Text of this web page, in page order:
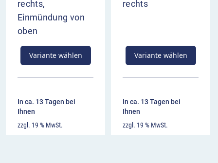
rechts,
Einmündung von
oben
Variante wählen
In ca. 13 Tagen bei
Ihnen
zzgl. 19 % MwSt.
rechts
Variante wählen
In ca. 13 Tagen bei
Ihnen
zzgl. 19 % MwSt.